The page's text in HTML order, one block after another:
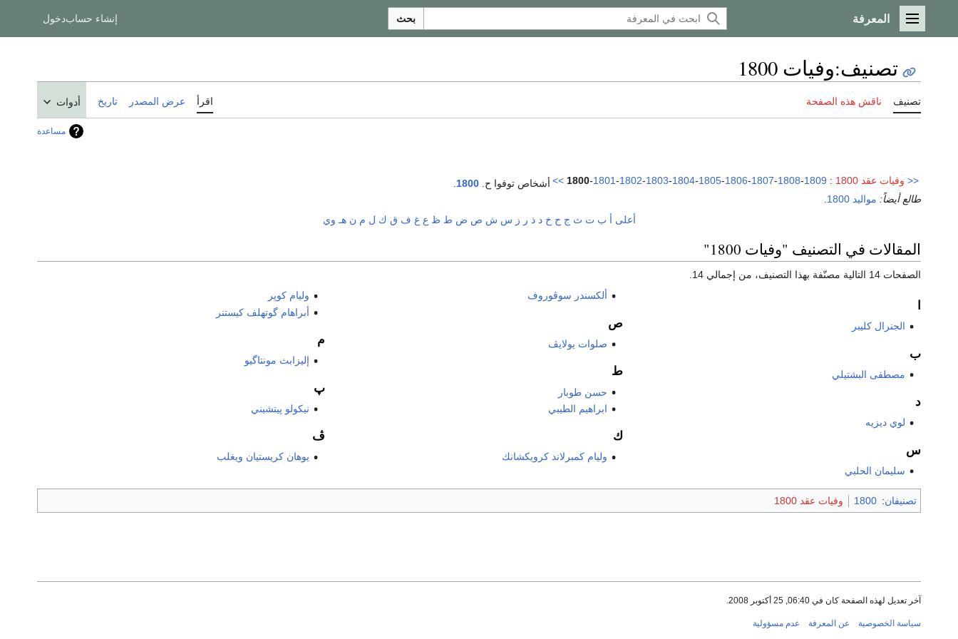
القائمة الرئيسية
المعرفة بحث إنشاء حسابدخول
تصنيف:وفيات 1800
تصنيف ناقش هذه الصفحة اقرأ عرض المصدر تاريخ أدوات
مساعدة
<< وفيات عقد 1800 :
1800-1801-1802-1803-1804-1805-1806-1807-1808-1809
>> أشخاص توفوا ح. 1800
طالع أيضاً: مواليد 1800
أعلى أ ب ت ث ج ح خ د ذ ر ز س ش ص ض ط ظ ع غ ف ق ك ل م ن هـ وي
المقالات في التصنيف "وفيات 1800"
الصفحات 14 التالية مصنّفة بهذا التصنيف، من إجمالي 14.
الجنرال كليبر
ب
مصطفى البشتيلي
د
لوي ديزيه
س
سليمان الحلبي
ألكسندر سوڤوروف
ص
صلوات يولايڤ
ط
حسن طوبار
ابراهيم الطيبي
ك
وليام كمبرلاند كرويكشانك
وليام كوپر
أبراهام گوتهلف كيستنر
م
إليزابث مونتاگيو
پ
نيكولو پيتشيني
ڤ
يوهان كريستيان ويغلب
تصنيفان:
1800 وفيات عقد 1800
آخر تعديل لهذه الصفحة كان في 06:40, 25 أكتوبر 2008.
سياسة الخصوصية عن المعرفة عدم مسؤولية